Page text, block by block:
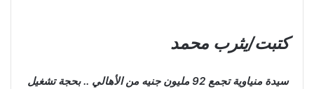
كتبت/يثرب محمد
سيدة منياوية تجمع 92 مليون جنيه من الأهالي .. بحجة تشغيل